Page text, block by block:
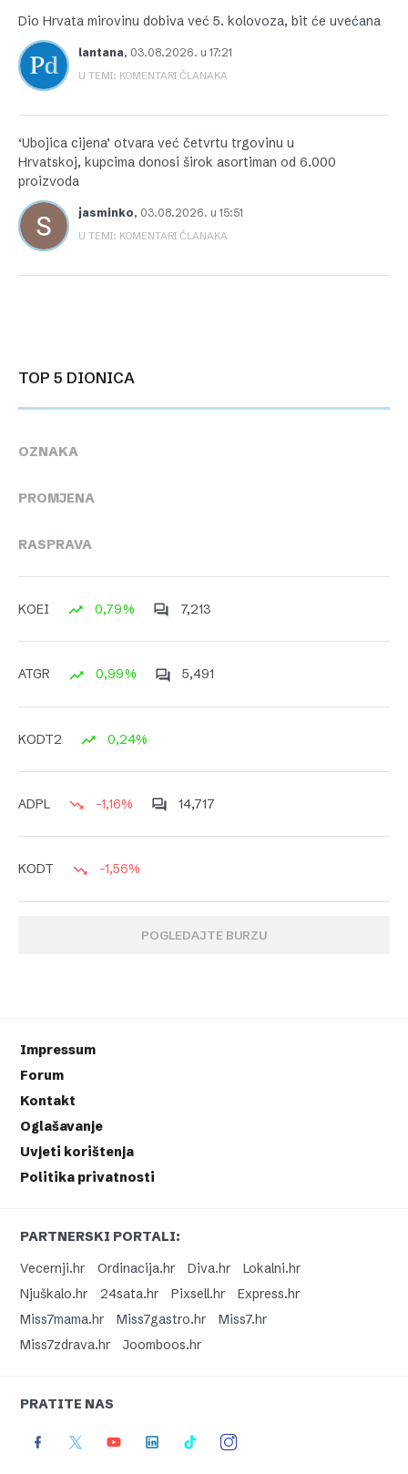
Dio Hrvata mirovinu dobiva već 5. kolovoza, bit će uvećana
lantana, 03.08.2026. u 17:21
U TEMI: KOMENTARI ČLANAKA
‘Ubojica cijena’ otvara već četvrtu trgovinu u
Hrvatskoj, kupcima donosi širok asortiman od 6.000
proizvoda
jasminko, 03.08.2026. u 15:51
U TEMI: KOMENTARI ČLANAKA
TOP 5 DIONICA
OZNAKA
PROMJENA
RASPRAVA
KOEI 0,79% 7,213
ATGR 0,99% 5,491
KODT2 0,24%
ADPL -1,16% 14,717
KODT -1,56%
POGLEDAJTE BURZU
Impressum
Forum
Kontakt
Oglašavanje
Uvjeti korištenja
Politika privatnosti
PARTNERSKI PORTALI:
Vecernji.hr
Ordinacija.hr Diva.hr
Lokalni.hr
Njuškalo.hr
24sata.hr Pixsell.hr
Express.hr
Miss7mama.hr
Miss7gastro.hr
Miss7.hr
Miss7zdrava.hr
Joomboos.hr
PRATITE NAS